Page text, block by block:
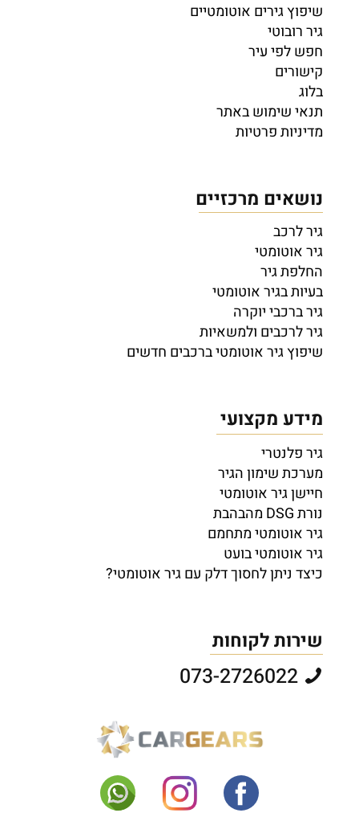
שיפוץ גירים אוטומטיים
גיר רובוטי
חפש לפי עיר
קישורים
בלוג
תנאי שימוש באתר
מדיניות פרטיות
נושאים מרכזיים
גיר לרכב
גיר אוטומטי
החלפת גיר
בעיות בגיר אוטומטי
גיר ברכבי יוקרה
גיר לרכבים ולמשאיות
שיפוץ גיר אוטומטי ברכבים חדשים
מידע מקצועי
גיר פלנטרי
מערכת שימון הגיר
חיישן גיר אוטומטי
נורת DSG מהבהבת
גיר אוטומטי מתחמם
גיר אוטומטי בועט
כיצד ניתן לחסוך דלק עם גיר אוטומטי?
שירות לקוחות